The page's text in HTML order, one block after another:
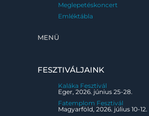
Meglepetéskoncert
Emléktábla
MENÜ
FESZTIVÁLJAINK
Kaláka Fesztivál
Eger, 2026. június 25-28.
Fatemplom Fesztivál
Magyarföld, 2026. július 10-12.